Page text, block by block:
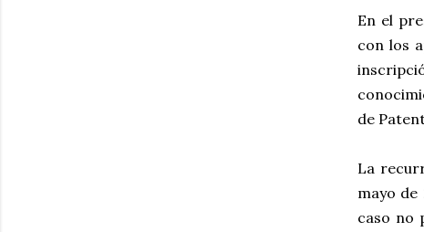
En el
con los
de
La
mayo
caso no